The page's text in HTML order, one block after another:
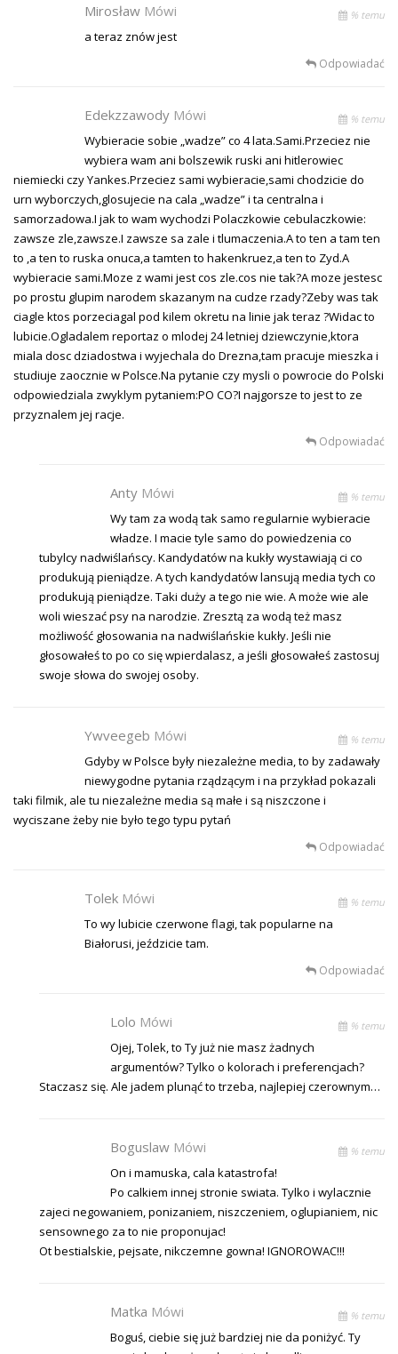
Mirosław Mówi % temu
a teraz znów jest
Odpowiadać
Edekzzawody Mówi % temu
Wybieracie sobie „wadze” co 4 lata.Sami.Przeciez nie
wybiera wam ani bolszewik ruski ani hitlerowiec
niemiecki czy Yankes.Przeciez sami wybieracie,sami chodzicie do
urn wyborczych,glosujecie na cala „wadze” i ta centralna i
samorzadowa.I jak to wam wychodzi Polaczkowie cebulaczkowie:
zawsze zle,zawsze.I zawsze sa zale i tlumaczenia.A to ten a tam ten
to ,a ten to ruska onuca,a tamten to hakenkruez,a ten to Zyd.A
wybieracie sami.Moze z wami jest cos zle.cos nie tak?A moze jestesc
po prostu glupim narodem skazanym na cudze rzady?Zeby was tak
ciagle ktos porzeciagal pod kilem okretu na linie jak teraz ?Widac to
lubicie.Ogladalem reportaz o mlodej 24 letniej dziewczynie,ktora
miala dosc dziadostwa i wyjechala do Drezna,tam pracuje mieszka i
studiuje zaocznie w Polsce.Na pytanie czy mysli o powrocie do Polski
odpowiedziala zwyklym pytaniem:PO CO?I najgorsze to jest to ze
przyznalem jej racje.
Odpowiadać
Anty Mówi % temu
Wy tam za wodą tak samo regularnie wybieracie
władze. I macie tyle samo do powiedzenia co
tubylcy nadwiślańscy. Kandydatów na kukły wystawiają ci co
produkują pieniądze. A tych kandydatów lansują media tych co
produkują pieniądze. Taki duży a tego nie wie. A może wie ale
woli wieszać psy na narodzie. Zresztą za wodą też masz
możliwość głosowania na nadwiślańskie kukły. Jeśli nie
głosowałeś to po co się wpierdalasz, a jeśli głosowałeś zastosuj
swoje słowa do swojej osoby.
Ywveegeb Mówi % temu
Gdyby w Polsce były niezależne media, to by zadawały
niewygodne pytania rządzącym i na przykład pokazali
taki filmik, ale tu niezależne media są małe i są niszczone i
wyciszane żeby nie było tego typu pytań
Odpowiadać
Tolek Mówi % temu
To wy lubicie czerwone flagi, tak popularne na
Białorusi, jeździcie tam.
Odpowiadać
Lolo Mówi % temu
Ojej, Tolek, to Ty już nie masz żadnych
argumentów? Tylko o kolorach i preferencjach?
Staczasz się. Ale jadem plunąć to trzeba, najlepiej czerownym…
Boguslaw Mówi % temu
On i mamuska, cala katastrofa!
Po calkiem innej stronie swiata. Tylko i wylacznie
zajeci negowaniem, ponizaniem, niszczeniem, oglupianiem, nic
sensownego za to nie proponujac!
Ot bestialskie, pejsate, nikczemne gowna! IGNOROWAC!!!
Matka Mówi % temu
Boguś, ciebie się już bardziej nie da poniżyć. Ty